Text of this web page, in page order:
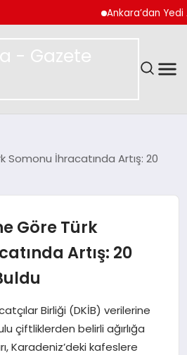
Ankara’dan Yedi
- Gazete
Somonu İhracatında Artış: 20
Göre Türk
Artış: 20
Birliği (DKİB) verilerine
çiftliklerden belirli ağırlığa
Karadeniz’deki kafeslere